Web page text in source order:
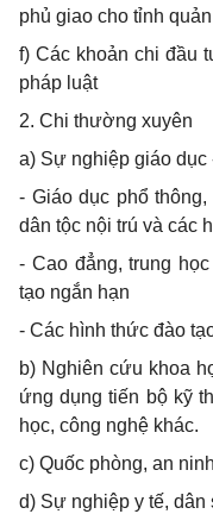
phủ giao cho tỉnh
f)Các khoản chi đầu
pháp luật
2. Chi thường xuyên
a) Sự nghiệp giáo dục
- Giáo dục phổ
dân tộc nội trú và các
- Cao đẳng, trung
tạo ngắn hạn
- Các hình thức đào
b) Nghiên cứu khoa
ứng dụng tiến bộ kỹ
học, công nghệ khác.
c) Quốc phòng, an
d) Sự nghiệp y tế, dân